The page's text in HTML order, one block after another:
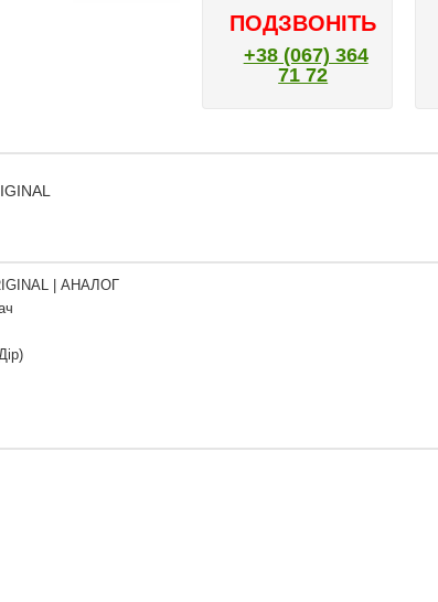
ПОДЗВОНІТЬ
+38 (067) 364
71 72
| АНАЛОГ